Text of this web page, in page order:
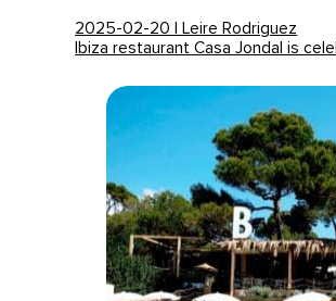
2025-02-20 | Leire Rodriguez
Ibiza restaurant Casa Jondal is